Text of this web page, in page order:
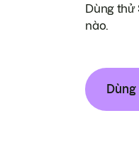
Dùng thử
nào.